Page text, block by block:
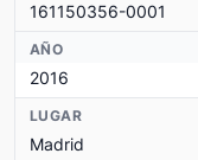
161150356-0001
AÑO
2016
LUGAR
Madrid